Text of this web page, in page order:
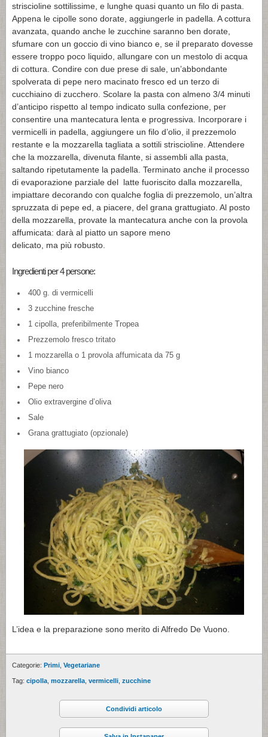
striscioline sottilissime, e lunghe quasi quanto un filo di pasta.
Appena le cipolle sono dorate, aggiungerle in padella. A cottura
avanzata, quando anche le zucchine saranno ben dorate,
sfumare con un goccio di vino bianco e, se il preparato dovesse
essere troppo poco liquido, allungare con un mestolo di acqua
di cottura. Condire con due prese di sale, un’abbondante
spolverata di pepe nero macinato fresco ed un terzo di
cucchiaino di zucchero. Scolare la pasta con almeno 3/4 minuti
d’anticipo rispetto al tempo indicato sulla confezione, per
consentire una mantecatura lenta e progressiva. Incorporare i
vermicelli in padella, aggiungere un filo d’olio, il prezzemolo
restante e la mozzarella tagliata a sottili striscioline. Attendere
che la mozzarella, divenuta filante, si assembli alla pasta,
saltando ripetutamente la padella. Terminato anche il processo
di evaporazione parziale del latte fuoriscito dalla mozzarella,
impiattare decorando con qualche foglia di prezzemolo, un’altra
spruzzata di pepe ed, a piacere, del grana grattugiato. Al posto
della mozzarella, provate la mantecatura anche con la provola
affumicata: darà al piatto un sapore meno
delicato, ma più robusto.
Ingredienti per 4 persone:
400 g. di vermicelli
3 zucchine fresche
1 cipolla, preferibilmente Tropea
Prezzemolo fresco tritato
1 mozzarella o 1 provola affumicata da 75 g
Vino bianco
Pepe nero
Olio extravergine d’oliva
Sale
Grana grattugiato (opzionale)
L’idea e la preparazione sono merito di Alfredo De Vuono.
Categorie: Primi Vegetariane
Tag: cipolla mozzarella vermicelli zucchine
Condividi articolo